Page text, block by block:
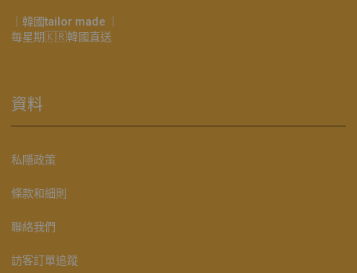
｜韓國tailor made ｜
每星期🇰🇷韓國直送
資料
私隱政策
條款和細則
聯絡我們
訪客訂單追蹤